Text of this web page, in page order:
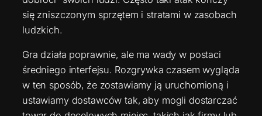
się zniszczonym sprzętem i stratami w zasobach
ludzkich.
Gra działa poprawnie, ale ma wady w postaci
średniego interfejsu. Rozgrywka czasem wygląda
w ten sposób, że zostawiamy ją uruchomioną i
ustawiamy dostawców tak, aby mogli dostarczać